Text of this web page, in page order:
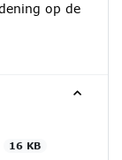
op de
16 KB